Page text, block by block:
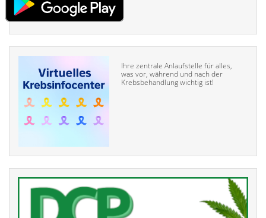
Ihre zentrale Anlaufstelle für alles,
was vor, während und nach der
Krebsbehandlung wichtig ist!